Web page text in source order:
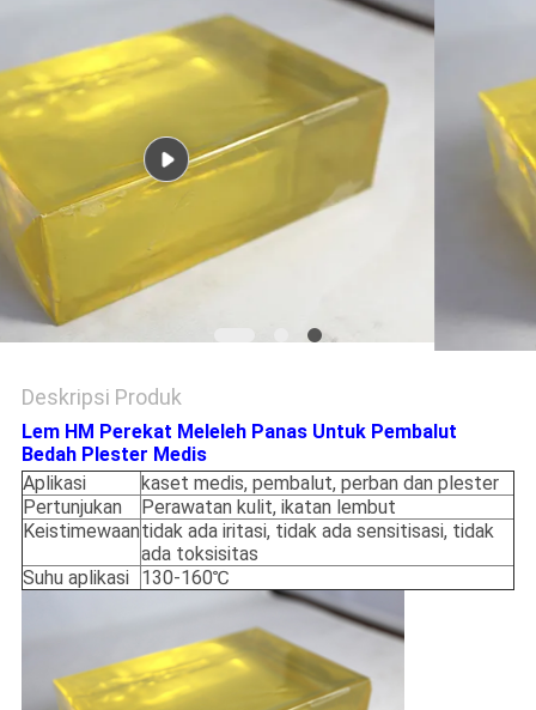
KEBIJAKAN
PRIVASI
Deskripsi Produk
Lem HM Perekat Meleleh Panas Untuk Pembalut
Bedah Plester Medis
Aplikasi
kaset medis, pembalut, perban dan plester
Pertunjukan
Perawatan kulit, ikatan lembut
Keistimewaantidak ada iritasi, tidak ada sensitisasi, tidak
ada toksisitas
Suhu aplikasi 130-160℃